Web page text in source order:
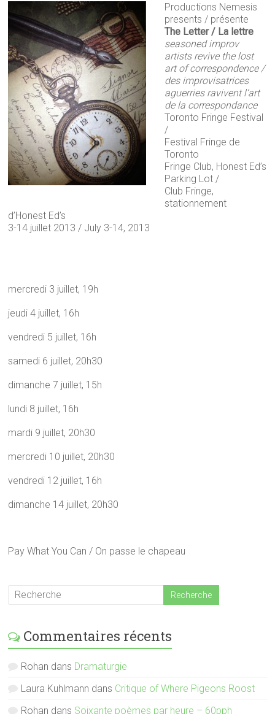
Productions Nemesis
presents / présente
The Letter / La lettre
seasoned improv
artists revive the lost
art of correspondence /
des improvisatrices
aguerries ravivent l’art
de la correspondance
Toronto Fringe Festival
/
Festival Fringe de
Toronto
Fringe Club, Honest Ed’s
Parking Lot /
Club Fringe,
stationnement
d’Honest Ed’s
3-14 juillet 2013 / July 3-14, 2013
mercredi 3 juillet, 19h
jeudi 4 juillet, 16h
vendredi 5 juillet, 16h
samedi 6 juillet, 20h30
dimanche 7 juillet, 15h
lundi 8 juillet, 16h
mardi 9 juillet, 20h30
mercredi 10 juillet, 20h30
vendredi 12 juillet, 16h
dimanche 14 juillet, 20h30
Pay What You Can / On passe le chapeau
Commentaires récents
Rohan dans Dramaturgie
Laura Kuhlmann dans Critique of Where Pigeons Roost
Rohan dans Soixante poèmes par heure – 60pph